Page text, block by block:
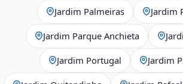
Jardim Palmeiras Jardim
Jardim Parque Anchieta
Jardim Portugal Jardim